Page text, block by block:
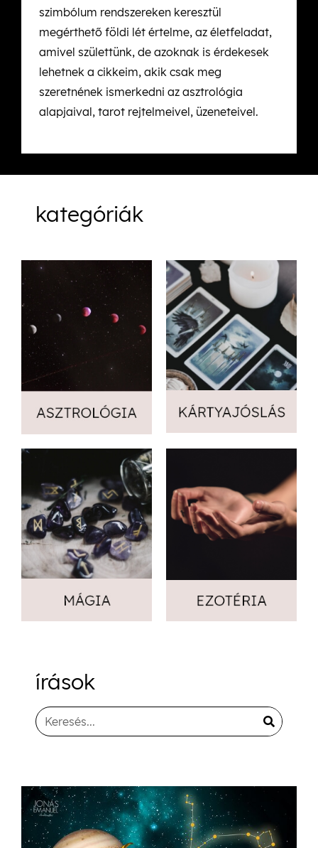
szimbólum rendszereken keresztül
megérthető földi lét értelme, az életfeladat,
amivel születtünk, de azoknak is érdekesek
lehetnek a cikkeim, akik csak meg
szeretnének ismerkedni az asztrológia
alapjaival, tarot rejtelmeivel, üzeneteivel.
kategóriák
írások